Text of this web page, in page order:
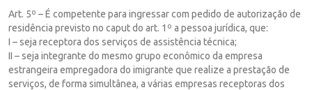
Art. 5º – É competente para ingressar com pedido de autorização de
residência previsto no caput do art. 1º a pessoa jurídica, que:
I – seja receptora dos serviços de assistência técnica;
II – seja integrante do mesmo grupo econômico da empresa
estrangeira empregadora do imigrante que realize a prestação de
serviços, de forma simultânea, a várias empresas receptoras dos